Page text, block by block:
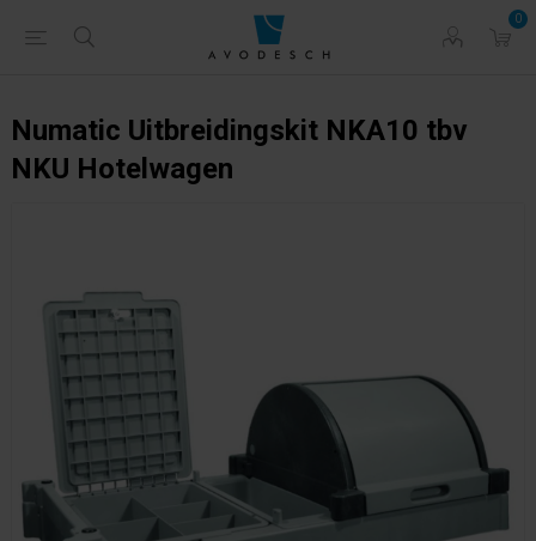
0
Numatic Uitbreidingskit NKA10 tbv
NKU Hotelwagen